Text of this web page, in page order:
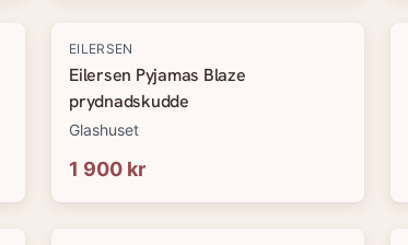
EILERSEN
Eilersen Pyjamas Blaze
prydnadskudde
Glashuset
1 900 kr